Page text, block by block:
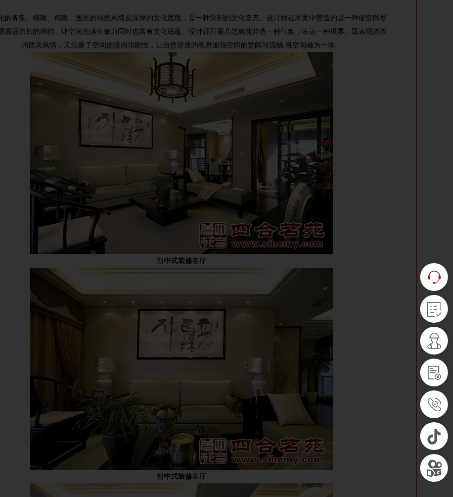
的务实、细致、精致，透出的纯然风情及深厚的文化底蕴，是一种深刻的文化姿态。设计师在本案中营造的是一种使空间尽
源远流长的神韵，让空间充满生命力同时也富有文化底蕴。设计师只需几笔就能营造一种气氛，表达一种境界。既表现浓浓
的西关风情，又注重了空间连接的功能性，让自然穿透的视野加强空间的宽阔与流畅,将空间融为一体。
新中式装修客厅
新中式装修客厅